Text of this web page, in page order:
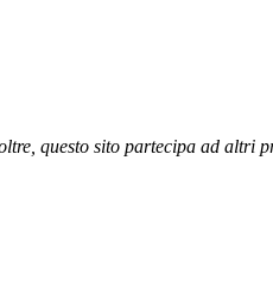
questo sito partecipa ad altri